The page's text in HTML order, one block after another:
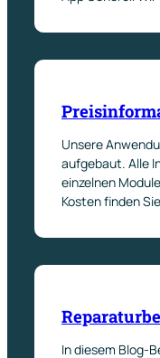
Unsere
aufgebaut. Alle
einzelnen
Kosten finden
In diesem Blog-